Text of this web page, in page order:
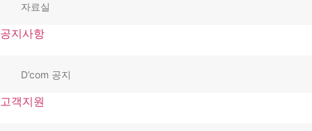
자료실
공지사항
D’com 공지
고객지원